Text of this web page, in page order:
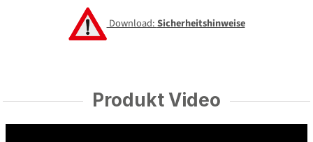
Download:Sicherheitshinweise
Produkt Video